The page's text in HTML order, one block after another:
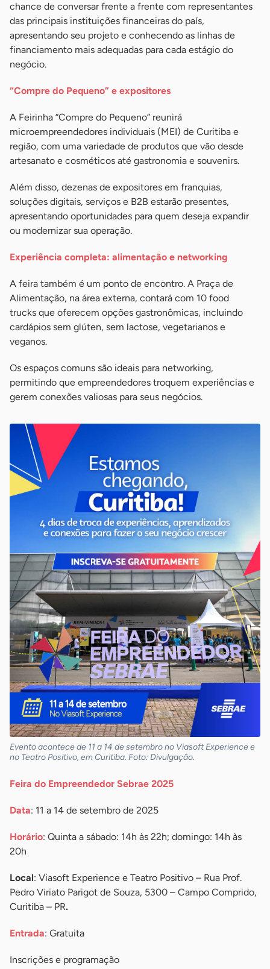
chance de conversar frente a frente com representantes
das principais instituições financeiras do país,
apresentando seu projeto e conhecendo as linhas de
financiamento mais adequadas para cada estágio do
negócio.
“Compre do Pequeno” e expositores
A Feirinha “Compre do Pequeno” reunirá
microempreendedores individuais (MEI) de Curitiba e
região, com uma variedade de produtos que vão desde
artesanato e cosméticos até gastronomia e souvenirs.
Além disso, dezenas de expositores em franquias,
soluções digitais, serviços e B2B estarão presentes,
apresentando oportunidades para quem deseja expandir
ou modernizar sua operação.
Experiência completa: alimentação e networking
A feira também é um ponto de encontro. A Praça de
Alimentação, na área externa, contará com 10 food
trucks que oferecem opções gastronômicas, incluindo
cardápios sem glúten, sem lactose, vegetarianos e
veganos.
Os espaços comuns são ideais para networking,
permitindo que empreendedores troquem experiências e
gerem conexões valiosas para seus negócios.
Evento acontece de 11 a 14 de setembro no Viasoft Experience e
no Teatro Positivo, em Curitiba. Foto: Divulgação.
Feira do Empreendedor Sebrae 2025
Data: 11 a 14 de setembro de 2025
Horário: Quinta a sábado: 14h às 22h; domingo: 14h às
20h
Local: Viasoft Experience e Teatro Positivo – Rua Prof.
Pedro Viriato Parigot de Souza, 5300 – Campo Comprido,
Curitiba – PR.
Entrada: Gratuita
Inscrições e programação